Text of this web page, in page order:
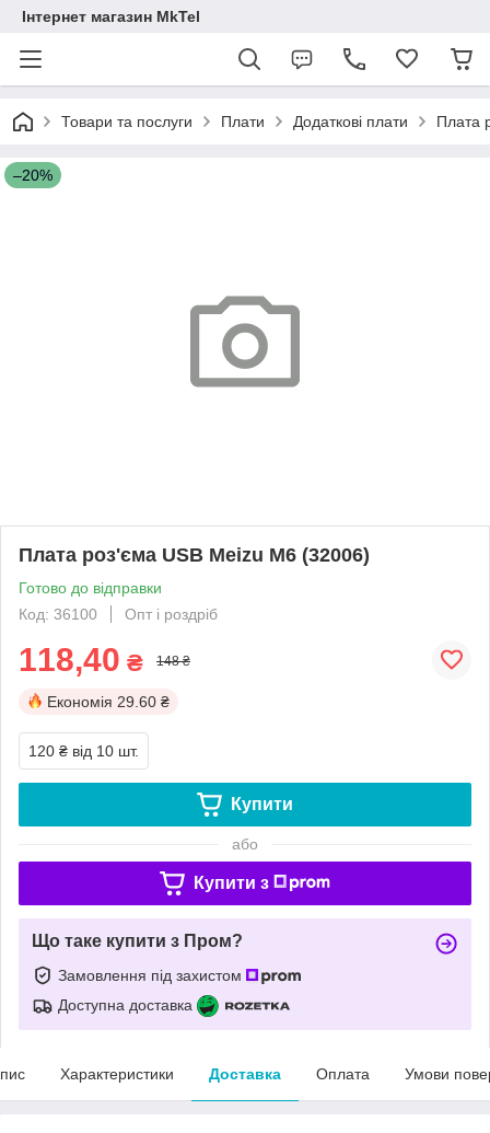
Інтернет магазин MkTel
Товари та послуги Плати Додаткові плати Плата
–20%
Плата роз'єма USB Meizu M6 (32006)
Готово до відправки
Код: 36100
Опт і роздріб
118,40 ₴ 148 ₴
Економія 29.60 ₴
120 ₴ від 10 шт.
Купити
або
Купити з
Що таке купити з Пром?
Замовлення під захистом
Доступна доставка
Характеристики Доставка Оплата Умови